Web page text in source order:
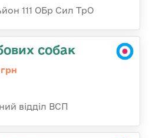
111 ОБр Сил ТрО
собак
відділ ВСП